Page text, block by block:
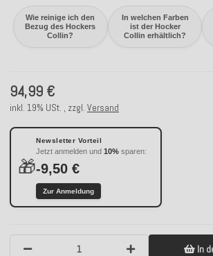
Wie reinige ich den
Bezug des Hockers
Collin?
In welchen Farben
ist der Hocker
Collin erhältlich?
94,99 €
inkl. 19% USt. , zzgl. Versand
🎁
Newsletter Vorteil
Jetzt anmelden und 10% sparen:
-9,50 €
Zur Anmeldung
In